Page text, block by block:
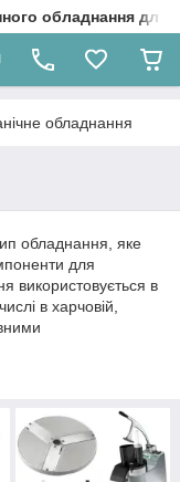
обладнання
обладнання
обладнання, яке
для
використовується в
в харчовій,
енергії,